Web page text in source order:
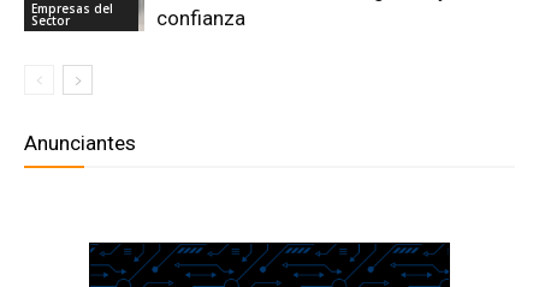
Empresas del
Sector
confianza
Anunciantes